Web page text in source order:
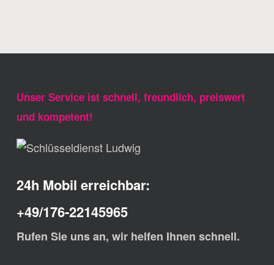
Unser Service ist schnell, freundlich, preiswert
und kompetent!
24h Mobil erreichbar:
+49/176-22145965
Rufen Sie uns an, wir helfen Ihnen schnell.